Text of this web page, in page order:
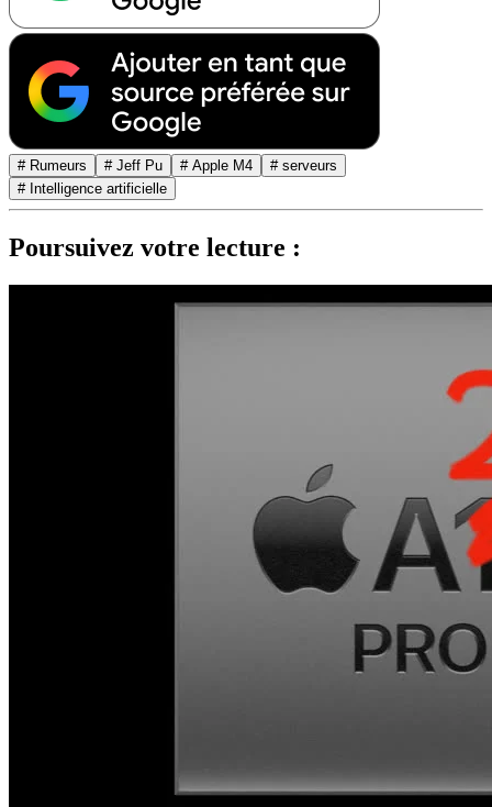
# Rumeurs # Jeff Pu # Apple M4
# serveurs
# Intelligence artificielle
Poursuivez votre lecture :